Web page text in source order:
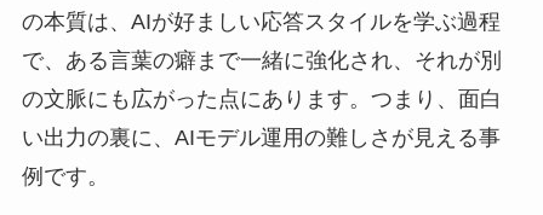
の本質は、AIが好ましい応答スタイルを学ぶ過程
で、ある言葉の癖まで一緒に強化され、それが別
の文脈にも広がった点にあります。つまり、面白
い出力の裏に、AIモデル運用の難しさが見える事
例です。